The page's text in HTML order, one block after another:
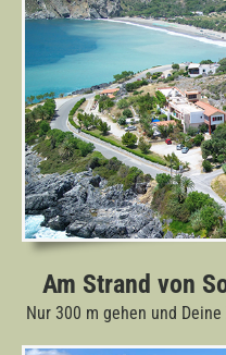
Am Strand von
Nur 300 m gehen und